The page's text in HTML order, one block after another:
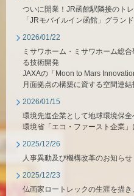
ついに開業！JR函館駅隣接のト
「JRモバイルイン函館」グラン
2026/01/22
ミサワホーム・ミサワホーム総
る技術開発
JAXAの「Moon to Mars
月面拠点の構築に資する空間連
2026/01/15
環境先進企業として地球環境保
環境省「エコ・ファースト企業」
2025/12/26
人事異動及び機構改革のお知らせ
2025/12/23
仏画家ロートレックの生涯を描